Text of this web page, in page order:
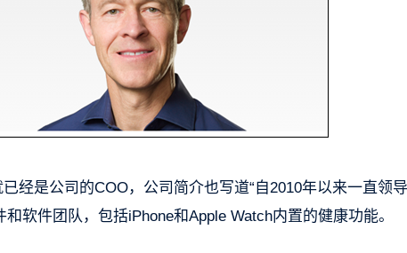
经是公司的COO，公司简介也写道“自2010年以来一直领
软件团队，包括iPhone和Apple Watch内置的健康功能。